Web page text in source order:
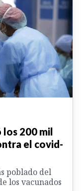
los 200 mil
el covid-
poblado del
los vacunados